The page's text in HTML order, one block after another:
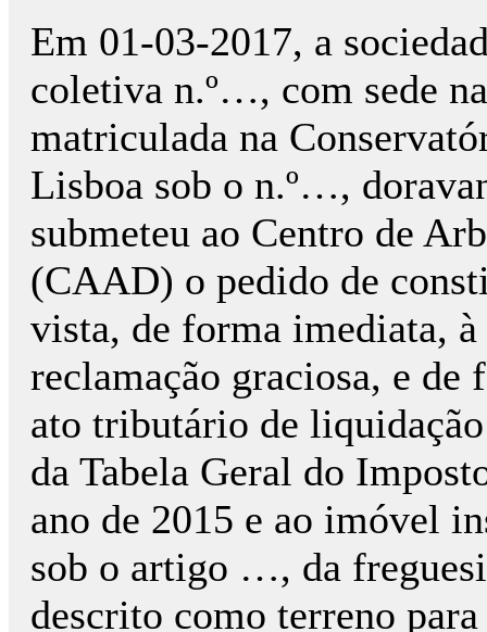
Em 01-03-2017, a
coletiva n.º…, com
matriculada na
Lisboa sob o n.º…,
submeteu ao Centro de
(CAAD) o pedido de
vista, de forma imediata,
reclamação graciosa, e de
ato tributário de
da Tabela Geral do
ano de 2015 e ao imóvel
sob o artigo …, da
descrito como terreno